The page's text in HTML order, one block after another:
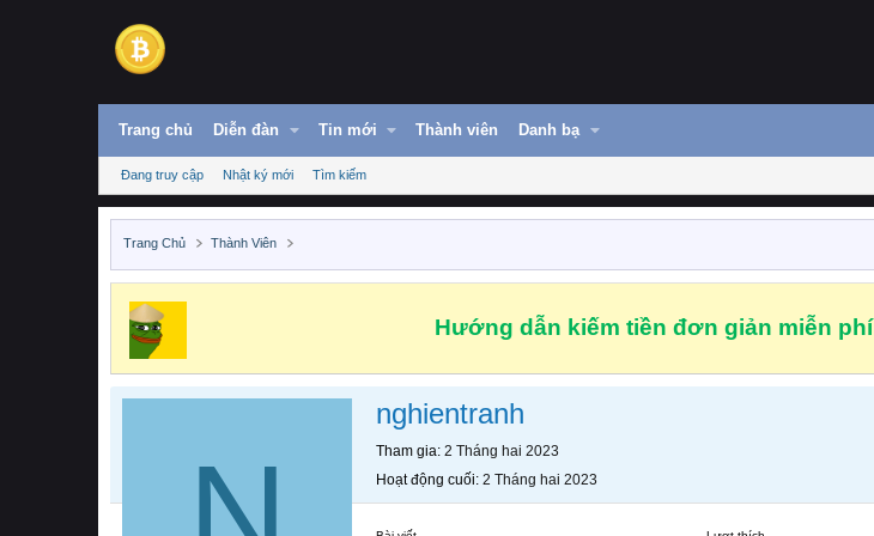
Trang chủ Diễn đàn Tin mới Thành viên Danh bạ
Đang truy cập Nhật ký mới Tìm kiếm
Trang Chủ Thành Viên
Hướng dẫn kiếm tiền đơn giản miễn phí
nghientranh
Tham gia 2 Tháng hai 2023
Hoạt động cuối 2 Tháng hai 2023